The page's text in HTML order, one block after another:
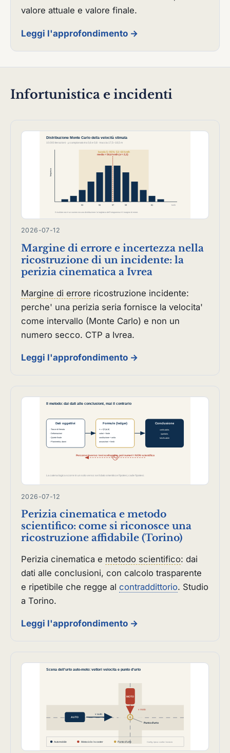
valore attuale e valore finale.
Leggi l'approfondimento →
Infortunistica e incidenti
2026-07-12
Margine di errore e incertezza nella
ricostruzione di un incidente: la
perizia cinematica a Ivrea
Margine di errore ricostruzione incidente:
perche' una perizia seria fornisce la velocita'
come intervallo (Monte Carlo) e non un
numero secco. CTP a Ivrea.
Leggi l'approfondimento →
2026-07-12
Perizia cinematica e metodo
scientifico: come si riconosce una
ricostruzione affidabile (Torino)
Perizia cinematica e metodo scientifico: dai
dati alle conclusioni, con calcolo trasparente
e ripetibile che regge al contraddittorio. Studio
a Torino.
Leggi l'approfondimento →